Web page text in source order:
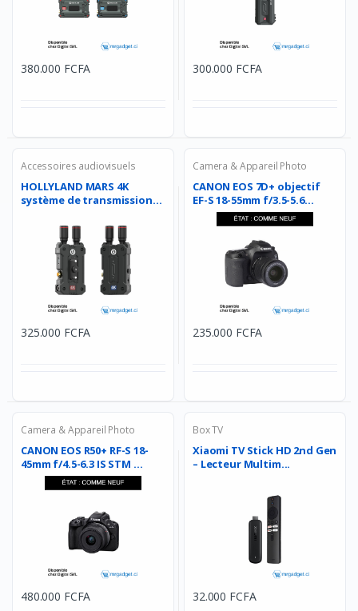
380.000 FCFA 300.000 FCFA
Accessoires audiovisuels
HOLLYLAND MARS 4K
système de transmission
325.000 FCFA
Camera & Appareil Photo
CANON EOS 7D+ objectif
EF-S 18-55mm f/3.5-5.6...
235.000 FCFA
Camera & Appareil Photo
CANON EOS R50+ RF-S 18-
45mm f/4.5-6.3 IS STM ...
480.000 FCFA
Box TV
Xiaomi TV Stick HD 2nd Gen
– Lecteur Multim...
32.000 FCFA